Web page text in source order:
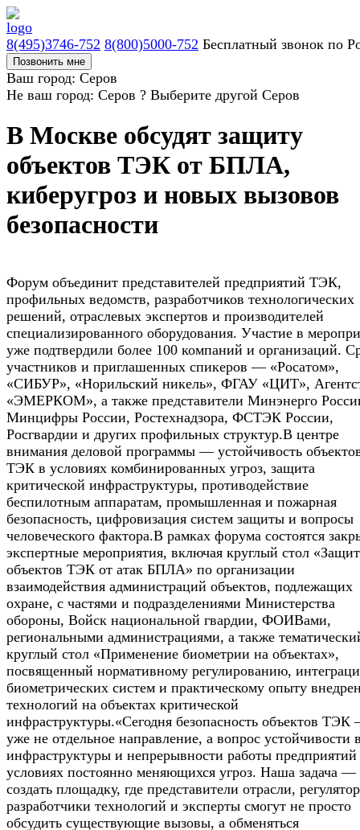
8(495)3746-752 8(800)5000-752 Бесплатный звонок по
Позвонить мне
Ваш город: Серов
Не ваш город: Серов ? Выберите другой Серов
В Москве обсудят защиту
объектов ТЭК от БПЛА,
киберугроз и новых вызовов
безопасности
Форум объединит представителей предприятий ТЭК,
профильных ведомств, разработчиков технологических
решений, отраслевых экспертов и производителей
специализированного оборудования. Участие в
уже подтвердили более 100 компаний и организаций.
участников и приглашенных спикеров — «Росатом»,
«СИБУР», «Норильский никель», ФГАУ «ЦИТ»,
«ЭМЕРКОМ», а также представители Минэнерго
Минцифры России, Ростехнадзора, ФСТЭК России,
Росгвардии и других профильных структур.В центре
внимания деловой программы — устойчивость
ТЭК в условиях комбинированных угроз, защита
критической инфраструктуры, противодействие
беспилотным аппаратам, промышленная и пожарная
безопасность, цифровизация систем защиты и вопросы
человеческого фактора.В рамках форума состоятся
экспертные мероприятия, включая круглый стол
объектов ТЭК от атак БПЛА» по организации
взаимодействия администраций объектов, подлежащих
охране, с частями и подразделениями Министерства
обороны, Войск национальной гвардии, ФОИВами,
региональными администрациями, а также
круглый стол «Применение биометрии на объектах»,
посвященный нормативному регулированию,
биометрических систем и практическому опыту
технологий на объектах критической
инфраструктуры.«Сегодня безопасность объектов ТЭК
уже не отдельное направление, а вопрос устойчивости
инфраструктуры и непрерывности работы предприятий
условиях постоянно меняющихся угроз. Наша задача —
создать площадку, где представители отрасли,
разработчики технологий и эксперты смогут не просто
обсудить существующие вызовы, а обменяться